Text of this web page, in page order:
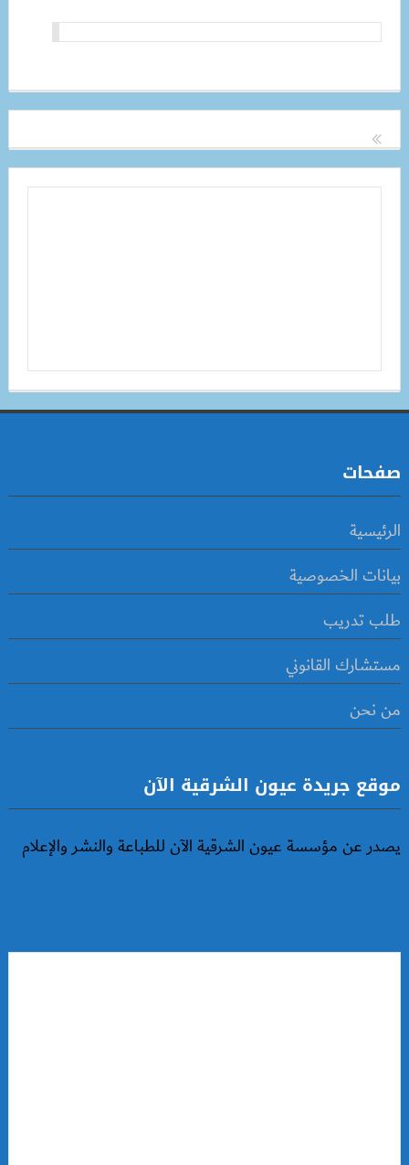
صفحات
الرئيسية
بيانات الخصوصية
طلب تدريب
مستشارك القانوني
من نحن
موقع جريدة عيون الشرقية الآن
يصدر عن مؤسسة عيون الشرقية الآن للطباعة والنشر والإعلام